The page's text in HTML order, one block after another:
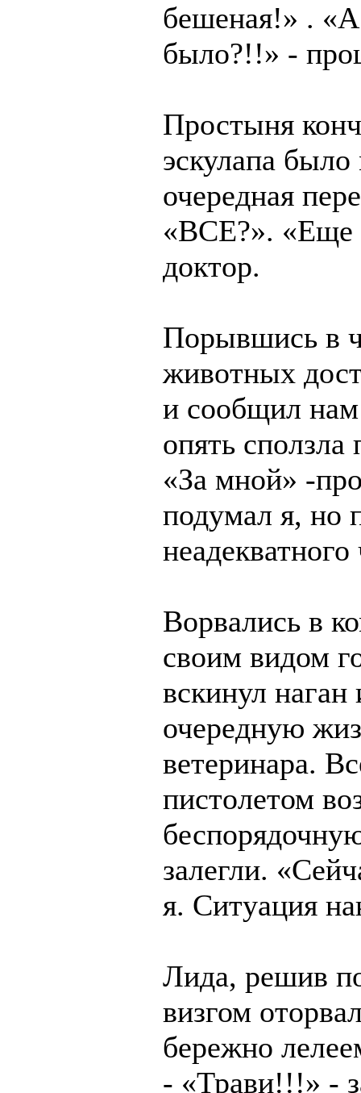
бешеная!» .
было?!!» -
Простыня
эскулапа
очередная
«ВСЕ?». «Еще
доктор.
Порывшись в
животных
и сообщил
опять сползла
«За мной» -
подумал я, но
Ворвались в
своим видом
вскинул
очередную
ветеринара.
пистолетом
залегли.
я. Ситуация
Лида, решив
визгом
бережно
- «Трави!!!» -